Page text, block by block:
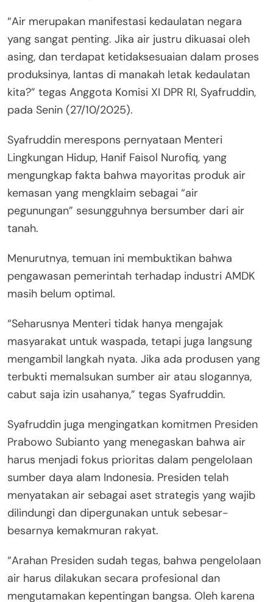
“Air merupakan manifestasi kedaulatan negara
yang sangat penting. Jika air justru dikuasai oleh
asing, dan terdapat ketidaksesuaian dalam proses
produksinya, lantas di manakah letak kedaulatan
kita?” tegas Anggota Komisi XI DPR RI, Syafruddin,
pada Senin (27/10/2025).
Syafruddin merespons pernyataan Menteri
Lingkungan Hidup, Hanif Faisol Nurofiq, yang
mengungkap fakta bahwa mayoritas produk air
kemasan yang mengklaim sebagai “air
pegunungan” sesungguhnya bersumber dari air
tanah.
Menurutnya, temuan ini membuktikan bahwa
pengawasan pemerintah terhadap industri AMDK
masih belum optimal.
“Seharusnya Menteri tidak hanya mengajak
masyarakat untuk waspada, tetapi juga langsung
mengambil langkah nyata. Jika ada produsen yang
terbukti memalsukan sumber air atau slogannya,
cabut saja izin usahanya,” tegas Syafruddin.
Syafruddin juga mengingatkan komitmen Presiden
Prabowo Subianto yang menegaskan bahwa air
harus menjadi fokus prioritas dalam pengelolaan
sumber daya alam Indonesia. Presiden telah
menyatakan air sebagai aset strategis yang wajib
dilindungi dan dipergunakan untuk sebesar-
besarnya kemakmuran rakyat.
“Arahan Presiden sudah tegas, bahwa pengelolaan
air harus dilakukan secara profesional dan
mengutamakan kepentingan bangsa. Oleh karena